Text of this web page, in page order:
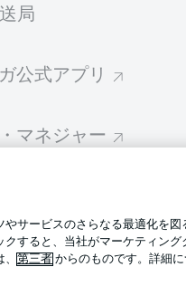
局
公式アプリ
マネジャー
利
求人
サービスのさらなる最適化を図
すると、当社がマーケティング
第三者 からのものです。詳細